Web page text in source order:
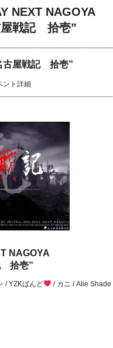
NEXT NAGOYA
屋戦記 拾壱”
古屋戦記 拾壱”
ント詳細
NAGOYA
拾壱”
/ YZKばんど
/ カニ / Alie Shade